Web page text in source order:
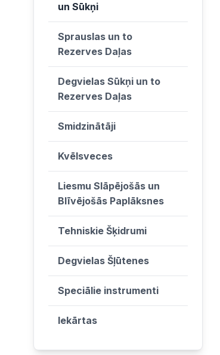
un Sūkņi
Sprauslas un to
Rezerves Daļas
Degvielas Sūkņi un to
Rezerves Daļas
Smidzinātāji
Kvēlsveces
Liesmu Slāpējošās un
Blīvējošās Paplāksnes
Tehniskie Šķidrumi
Degvielas Šļūtenes
Speciālie instrumenti
Iekārtas